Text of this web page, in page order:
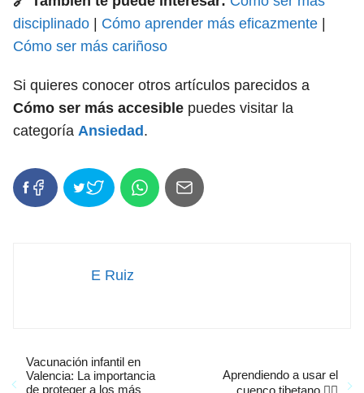
disciplinado
Cómo aprender más eficazmente
Cómo ser más cariñoso
Si quieres conocer otros artículos parecidos a
Cómo ser más accesible puedes visitar la
categoría Ansiedad .
E Ruiz
Vacunación infantil en
Valencia: La importancia
de proteger a los más
Aprendiendo a usar el
cuenco tibetano 🧘‍♀️